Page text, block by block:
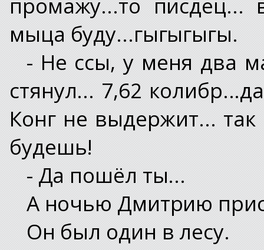
мыца буду...гыгыгыгы.
- Не ссы, у меня два
стянул... 7,62
Конг не выдержит...
будешь!
- Да пошёл ты...
А ночью Дмитрию
Он был один в лесу.